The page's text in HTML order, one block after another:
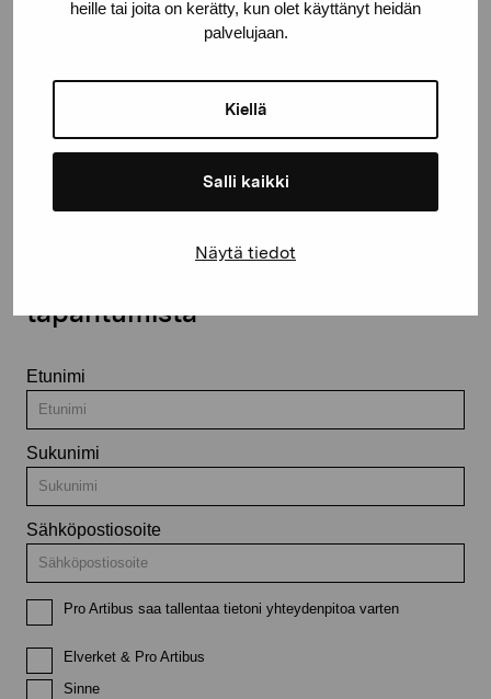
heille tai joita on kerätty, kun olet käyttänyt heidän
palvelujaan.
Kiellä
Salli kaikki
Näytä tiedot
Ota yhteyttä
tapahtumista
Etunimi
Sukunimi
Sähköpostiosoite
Pro Artibus saa tallentaa tietoni yhteydenpitoa varten
Elverket & Pro Artibus
Sinne